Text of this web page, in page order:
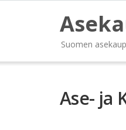
Suomen
Ase- ja